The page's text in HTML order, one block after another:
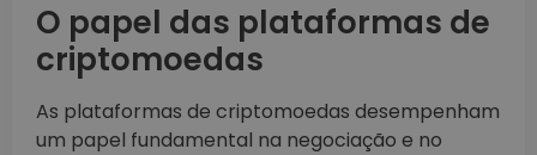
O papel das plataformas de
criptomoedas
As plataformas de criptomoedas desempenham
um papel fundamental na negociação e no